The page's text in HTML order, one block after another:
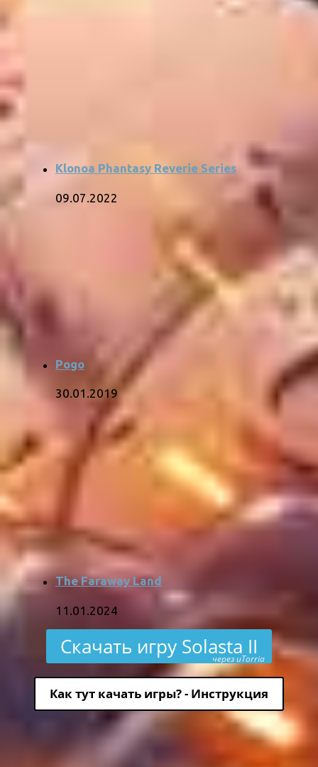
Klonoa Phantasy Reverie Series
09.07.2022
Pogo
30.01.2019
The Faraway Land
11.01.2024
Скачать игру Solasta II
через uTorria
Как тут качать игры? - Инструкция